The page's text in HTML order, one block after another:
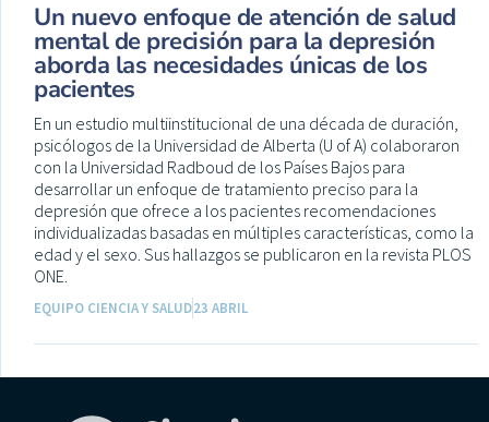
Un nuevo enfoque de atención de salud
mental de precisión para la depresión
aborda las necesidades únicas de los
pacientes
En un estudio multiinstitucional de una década de duración,
psicólogos de la Universidad de Alberta (U of A) colaboraron
con la Universidad Radboud de los Países Bajos para
desarrollar un enfoque de tratamiento preciso para la
depresión que ofrece a los pacientes recomendaciones
individualizadas basadas en múltiples características, como la
edad y el sexo. Sus hallazgos se publicaron en la revista PLOS
ONE.
EQUIPO CIENCIA Y SALUD23 ABRIL